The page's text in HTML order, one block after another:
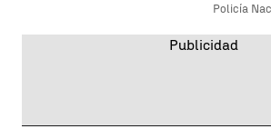
Policía